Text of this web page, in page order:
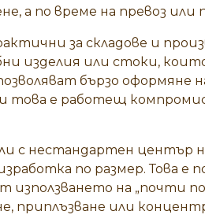
а по време на превоз или
за складове и
изделия или стоки,
бързо оформяне
това е работещ
с нестандартен център
по размер. Това е
използването на „почти
приплъзване или